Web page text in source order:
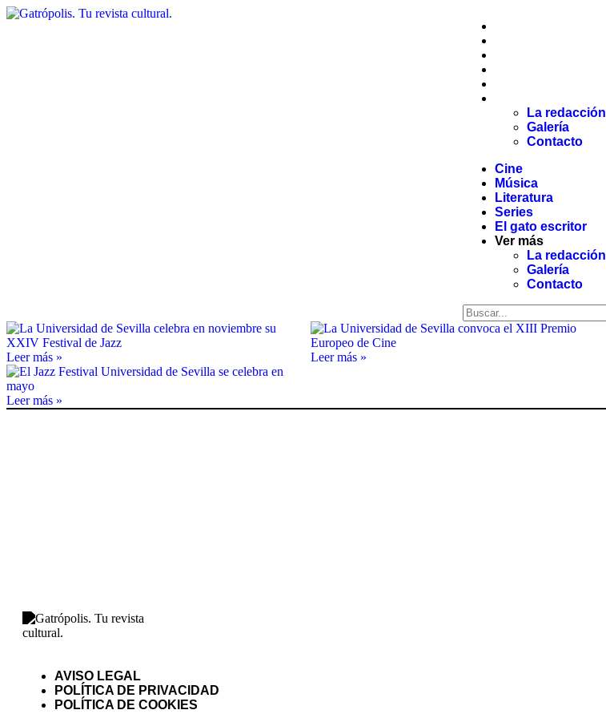
La redacción
Galería
Contacto
Cine
Música
Literatura
Series
El gato escritor
Ver más
La redacción
Galería
Contacto
Leer más » Leer más »
Leer más »
AVISO LEGAL
POLÍTICA DE PRIVACIDAD
POLÍTICA DE COOKIES